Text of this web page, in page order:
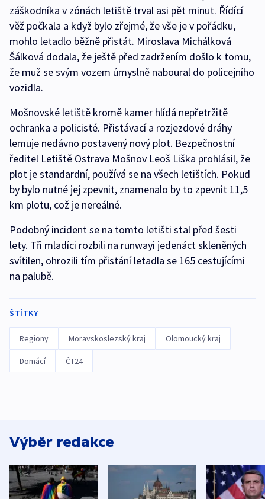
záškodníka v zónách letiště trval asi pět minut. Řídící
věž počkala a když bylo zřejmé, že vše je v pořádku,
mohlo letadlo běžně přistát. Miroslava Michálková
Šálková dodala, že ještě před zadržením došlo k tomu,
že muž se svým vozem úmyslně naboural do policejního
vozidla.
Mošnovské letiště kromě kamer hlídá nepřetržitě
ochranka a policisté. Přistávací a rozjezdové dráhy
lemuje nedávno postavený nový plot. Bezpečnostní
ředitel Letiště Ostrava Mošnov Leoš Liška prohlásil, že
plot je standardní, používá se na všech letištích. Pokud
by bylo nutné jej zpevnit, znamenalo by to zpevnit 11,5
km plotu, což je nereálné.
Podobný incident se na tomto letišti stal před šesti
lety. Tři mladíci rozbili na runwayi jedenáct skleněných
svítilen, ohrozili tím přistání letadla se 165 cestujícími
na palubě.
ŠTÍTKY
Regiony Moravskoslezský kraj Olomoucký kraj
Domácí ČT24
Výběr redakce